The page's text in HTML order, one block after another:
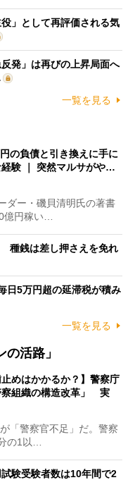
」として再評価される気
発」は再びの上昇局面へ
一覧を見る
の負債と引き換えに手に
経験 ｜ 突然マルサがや…
ダー・磯貝清明氏の著書
億円稼い…
種銭は差し押さえを免れ
日5万円超の延滞税が積み
一覧を見る
活路」
止めはかかるか？】警察庁
察組織の構造改革」 実
「警察官不足」だ。警察
の1以…
験受験者数は10年間で2